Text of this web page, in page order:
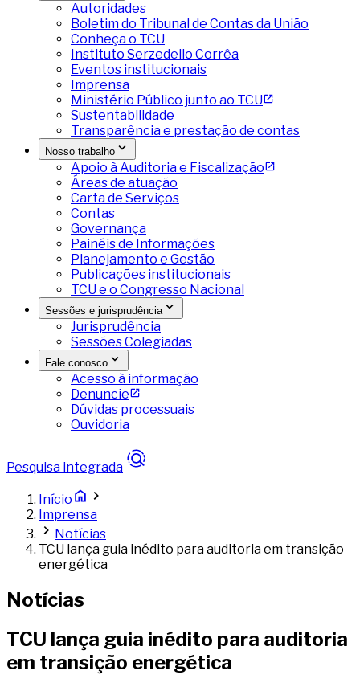
Autoridades
Boletim do Tribunal de Contas da União
Conheça o TCU
Instituto Serzedello Corrêa
Eventos institucionais
Imprensa
Ministério Público junto ao TCU
Sustentabilidade
Transparência e prestação de contas
Nosso trabalho
Apoio à Auditoria e Fiscalização
Áreas de atuação
Carta de Serviços
Contas
Governança
Painéis de Informações
Planejamento e Gestão
Publicações institucionais
TCU e o Congresso Nacional
Sessões e jurisprudência
Jurisprudência
Sessões Colegiadas
Fale conosco
Acesso à informação
Denuncie
Dúvidas processuais
Ouvidoria
Pesquisa integrada
Início
Imprensa
Notícias
TCU lança guia inédito para auditoria em transição
energética
Notícias
TCU lança guia inédito para auditoria
em transição energética